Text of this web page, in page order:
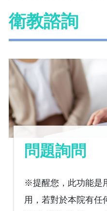
衛教諮詢
問題詢問
※提醒您，此功能是
用，若對於本院有任